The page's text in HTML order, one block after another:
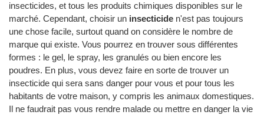
insecticides, et tous les produits chimiques disponibles sur le
marché. Cependant, choisir un insecticide n'est pas toujours
une chose facile, surtout quand on considère le nombre de
marque qui existe. Vous pourrez en trouver sous différentes
formes : le gel, le spray, les granulés ou bien encore les
poudres. En plus, vous devez faire en sorte de trouver un
insecticide qui sera sans danger pour vous et pour tous les
habitants de votre maison, y compris les animaux domestiques.
Il ne faudrait pas vous rendre malade ou mettre en danger la vie